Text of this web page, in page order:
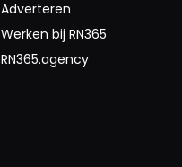
Adverteren
Werken bij RN365
RN365.agency